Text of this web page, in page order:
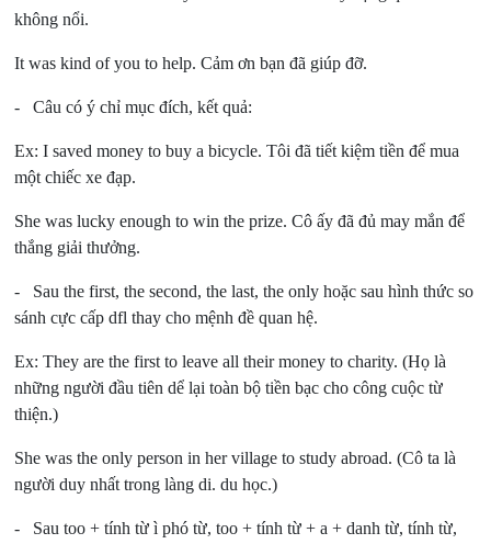
không nổi.
It was kind of you to help. Cảm ơn bạn đã giúp đỡ.
- Câu có ý chỉ mục đích, kết quả:
Ex: I saved money to buy a bicycle.Tôi đã tiết kiệm tiền để mua
một chiếc xe đạp.
She was lucky enough to win the prize.Cô ấy đã đủ may mắn để
thắng giải thưởng.
- Sau the first, the second, the last, the only hoặc sau hình thức so
sánh cực cấp dfl thay cho mệnh đề quan hệ.
Ex: They are the first to leave all their money to charity.(Họ là
những người đầu tiên dể lại toàn bộ tiền bạc cho công cuộc từ
thiện.)
She was the only person in her village to study abroad.(Cô ta là
người duy nhất trong làng di. du học.)
- Sau too + tính từ ì phó từ, too + tính từ + a + danh từ, tính từ,